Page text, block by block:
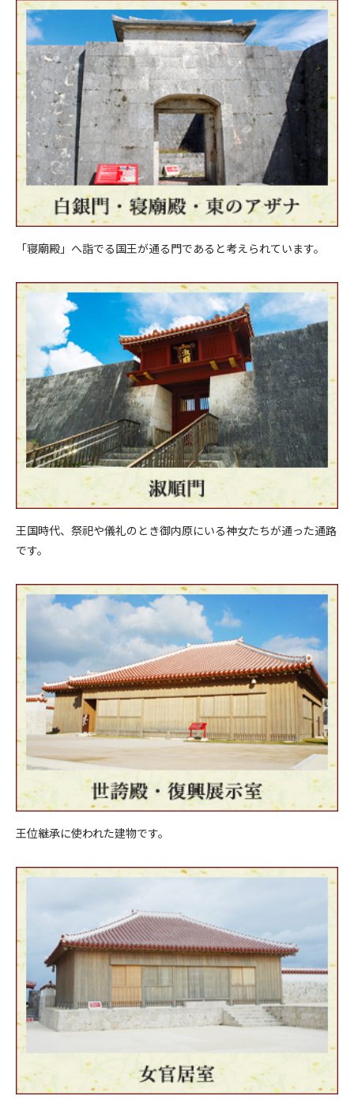
「寝廟殿」へ詣でる国王が通る門であると考えられています。
王国時代、祭祀や儀礼のとき御内原にいる神女たちが通った通路
です。
王位継承に使われた建物です。